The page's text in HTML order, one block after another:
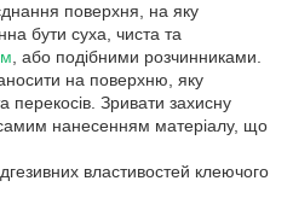
поверхня, на яку
бути суха, чиста та
, або подібними розчинниками.
на поверхню, яку
перекосів. Зривати захисну
самим нанесенням матеріалу, що
властивостей клеючого